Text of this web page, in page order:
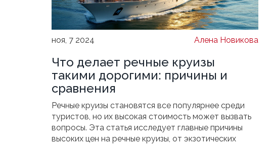
ноя, 7 2024 Алена Новикова
Что делает речные круизы
такими дорогими: причины и
сравнения
Речные круизы становятся все популярнее среди
туристов, но их высокая стоимость может вызвать
вопросы. Эта статья исследует главные причины
высоких цен на речные круизы, от экзотических